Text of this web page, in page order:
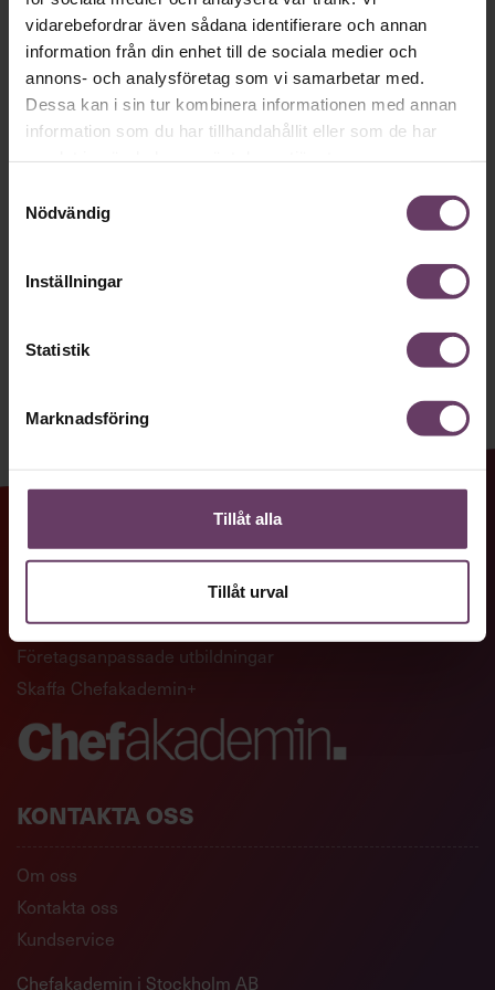
vidarebefordrar även sådana identifierare och annan
information från din enhet till de sociala medier och
annons- och analysföretag som vi samarbetar med.
Dessa kan i sin tur kombinera informationen med annan
information som du har tillhandahållit eller som de har
Nödvändig
Inställningar
Statistik
Marknadsföring
Tillåt alla
Tillåt urval
Håll dig uppdaterad med våra
nyhetsbrev!
Våra populära nyhetsbrev samlar varje
vecka det bästa från Chef och
inspiration för dig som är chef, ledare
prenumerera idag! Det är helt kostnadsfritt.
Ledarskapsutbildningar
Företagsanpassade utbildningar
Skaffa Chefakademin+
KONTAKTA OSS
Om oss
Kontakta oss
Kundservice
Chefakademin i Stockholm AB